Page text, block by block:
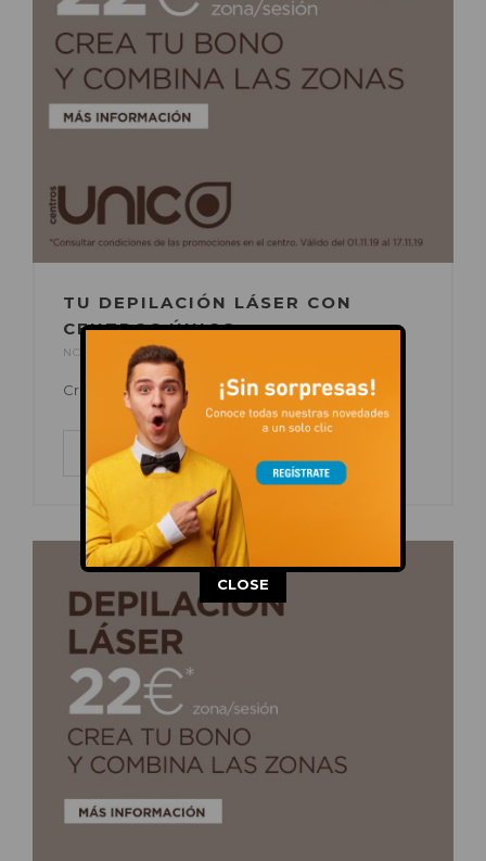
TU DEPILACIÓN LÁSER CON
CENTROS ÚNICO.
NOV 06, 2019 POR
Crea tu bono + 1 sesión extra gratis.
LEER MÁS
This popup will close in:
CLOSE